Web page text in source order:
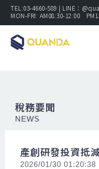
TEL:03-4660-589 | LINE：
MON-FRI: AM08:30-12:00
稅務要聞
NEWS
產創研發投資抵
2026/01/30 01:20:38